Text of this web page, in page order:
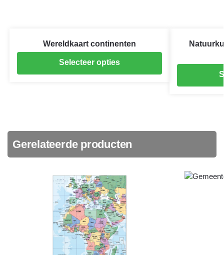
Wereldkaart continenten
Selecteer opties
Gerelateerde producten